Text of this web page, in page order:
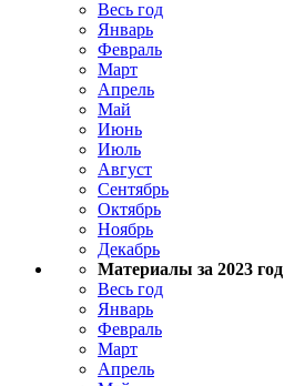
Весь год
Январь
Февраль
Март
Апрель
Май
Июнь
Июль
Август
Сентябрь
Октябрь
Ноябрь
Декабрь
Материалы за 2023 год
Весь год
Январь
Февраль
Март
Апрель